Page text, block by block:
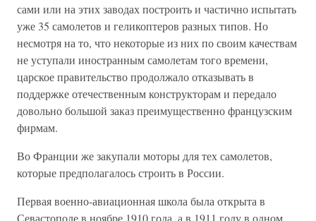
сами или на этих заводах построить и частично испытать
уже 35 самолетов и геликоптеров разных типов. Но
несмотря на то, что некоторые из них по своим качествам
не уступали иностранным самолетам того времени,
царское правительство продолжало отказывать в
поддержке отечественным конструкторам и передало
довольно большой заказ преимущественно французским
фирмам.
Во Франции же закупали моторы для тех самолетов,
которые предполагалось строить в России.
Первая военно-авиационная школа была открыта в
Севастополе в ноябре 1910 года, а в 1911 году в одном